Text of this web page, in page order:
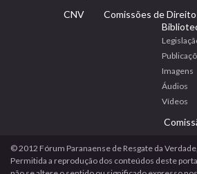
CNV
Comissões de
Imagens
Áudios
Vídeos
© 2012 Fórum Paranaense de Resgate da
Permitida a reprodução dos conteúdos deste